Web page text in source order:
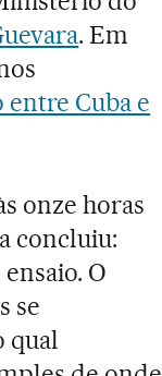
. Em
entre Cuba e
onze horas
concluiu:
O
se
qual